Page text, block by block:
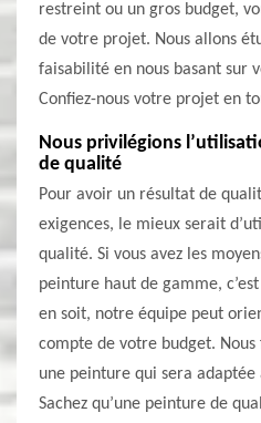
restreint ou un gros budget,
de votre projet. Nous allons
faisabilité en nous basant sur
Confiez-nous votre projet en
Nous privilégions
de qualité
Pour avoir un résultat de
exigences, le mieux serait
qualité. Si vous avez les
peinture haut de gamme,
en soit, notre équipe peut
compte de votre budget.
une peinture qui sera
Sachez qu’une peinture de